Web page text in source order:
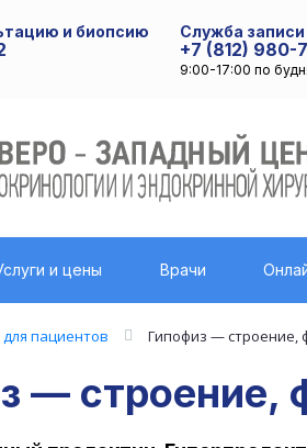
и биопсию Служба
+7 (812) 980-
9:00-17:00 по
и цены Врачи
пациентов Гипофиз — строение,
— строение,